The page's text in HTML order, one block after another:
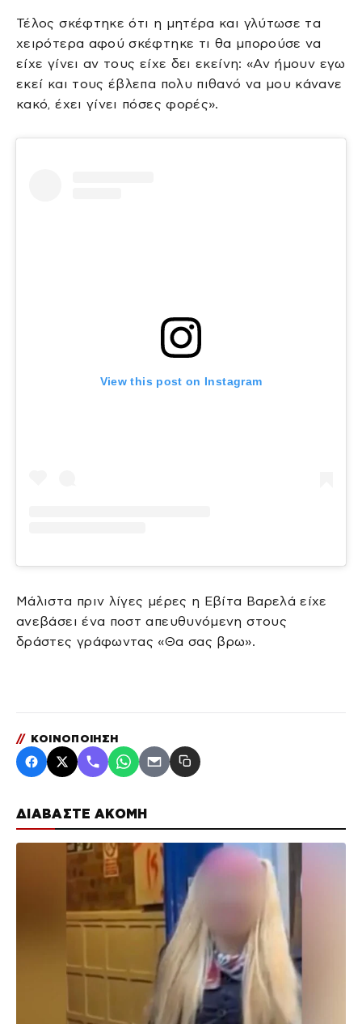
ΔΙΑΒΑΣΤΕ ΑΚΟΜΗ
Τέλος σκέφτηκε ότι η μητέρα και γλύτωσε τα
χειρότερα αφού σκέφτηκε τι θα μπορούσε να
είχε γίνει αν τους είχε δει εκείνη: «Αν ήμουν εγω
εκεί και τους έβλεπα πολυ πιθανό να μου κάνανε
κακό, έχει γίνει πόσες φορές».
View this post on Instagram
Μάλιστα πριν λίγες μέρες η Εβίτα Βαρελά είχε
ανεβάσει ένα ποστ απευθυνόμενη στους
δράστες γράφωντας «Θα σας βρω».
// ΚΟΙΝΟΠΟΙΗΣΗ